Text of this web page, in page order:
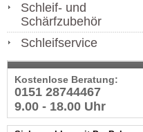
Schleif- und
Schärfzubehör
Schleifservice
Kostenlose Beratung:
0151 28744467
9.00 - 18.00 Uhr